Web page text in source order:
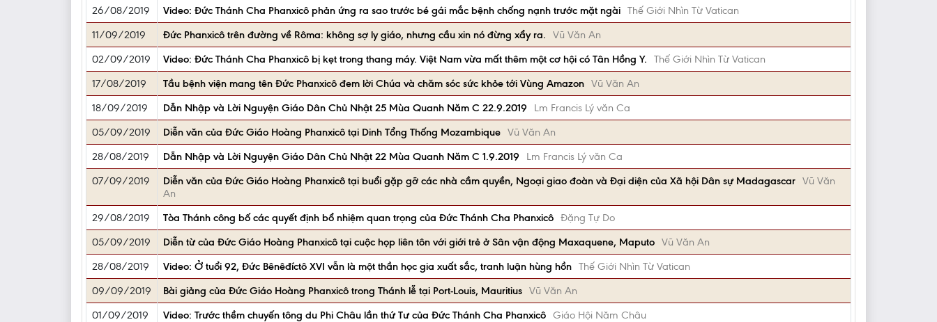
26/08/2019
Video: Đức Thánh Cha Phanxicô phản ứng ra sao trước bé gái mắc bệnh chống nạnh trước mặt ngài Thế Giới Nhìn Từ Vatican
11/09/2019
Đức Phanxicô trên đường về Rôma: không sợ ly giáo, nhưng cầu xin nó đừng xẩy ra.
Vũ Văn An
02/09/2019
Video: Đức Thánh Cha Phanxicô bị kẹt trong thang máy. Việt Nam vừa mất thêm một cơ hội có Tân Hồng Y.
Thế Giới Nhìn Từ Vatican
17/08/2019
Tầu bệnh viện mang tên Đức Phanxicô đem lời Chúa và chăm sóc sức khỏe tới Vùng Amazon Vũ Văn An
18/09/2019
Dẫn Nhập và Lời Nguyện Giáo Dân Chủ Nhật 25 Mùa Quanh Năm C 22.9.2019
Lm Francis Lý văn Ca
05/09/2019
Diễn văn của Đức Giáo Hoàng Phanxicô tại Dinh Tổng Thống Mozambique Vũ Văn An
28/08/2019
Dẫn Nhập và Lời Nguyện Giáo Dân Chủ Nhật 22 Mùa Quanh Năm C 1.9.2019
Lm Francis Lý văn Ca
07/09/2019
Diễn văn của Đức Giáo Hoàng Phanxicô tại buổi gặp gỡ các nhà cầm quyền, Ngoại giao đoàn và Đại diện của Xã hội Dân sự Madagascar Vũ Văn
An
29/08/2019
Tòa Thánh công bố các quyết định bổ nhiệm quan trọng của Đức Thánh Cha Phanxicô Đặng Tự Do
05/09/2019
Diễn từ của Đức Giáo Hoàng Phanxicô tại cuộc họp liên tôn với giới trẻ ở Sân vận động Maxaquene, Maputo Vũ Văn An
28/08/2019
Video: Ở tuổi 92, Đức Bênêđíctô XVI vẫn là một thần học gia xuất sắc, tranh luận hùng hồn Thế Giới Nhìn Từ Vatican
09/09/2019
Bài giảng của Đức Giáo Hoàng Phanxicô trong Thánh lễ tại Port-Louis, Mauritius Vũ Văn An
01/09/2019
Video: Trước thềm chuyến tông du Phi Châu lần thứ Tư của Đức Thánh Cha Phanxicô Giáo Hội Năm Châu